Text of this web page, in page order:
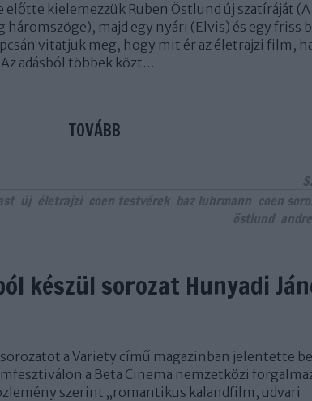
előtte kielemezzük Ruben Östlund új szatíráját (A
háromszöge), majd egy nyári (Elvis) és egy friss
vitatjuk meg, hogy mit ér az életrajzi film,
adásból többek közt…
TOVÁBB
új életrajzi coen testvérek baz luhrmann coen
östlund
készül sorozat Hunyadi
a Variety című magazinban jelentette be
a Beta Cinema nemzetközi
szerint „romantikus kalandfilm, udvari